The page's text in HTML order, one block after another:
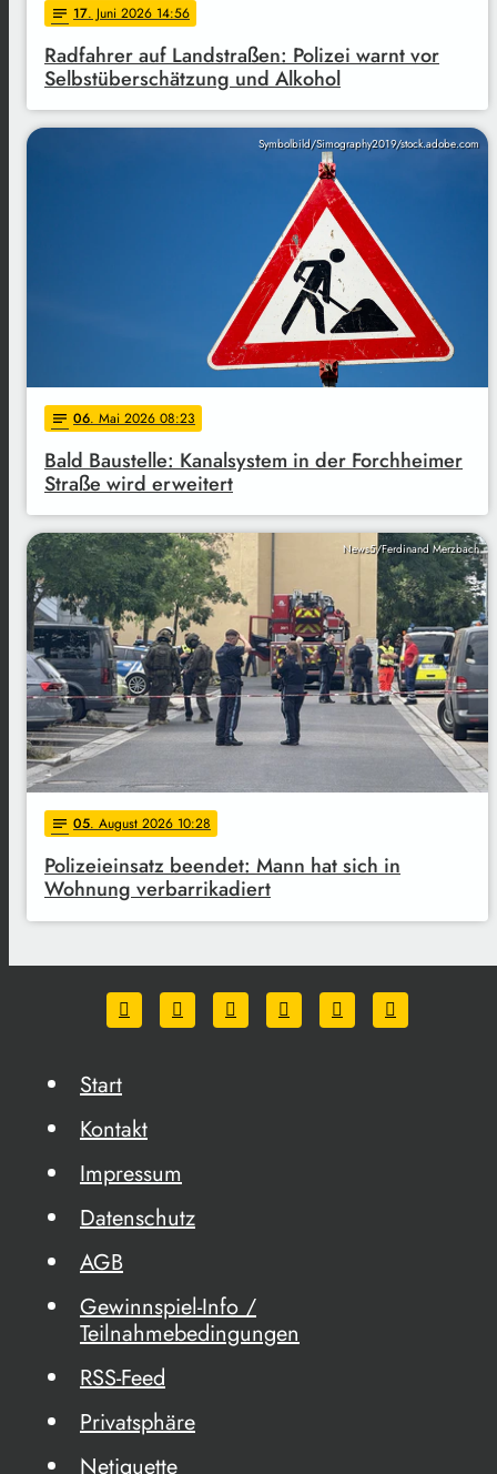
notes 17. Juni 2026 14:56
Radfahrer auf Landstraßen: Polizei warnt vor
Selbstüberschätzung und Alkohol
Symbolbild/Simography2019/stock.adobe.com
notes 06. Mai 2026 08:23
Bald Baustelle: Kanalsystem in der Forchheimer
Straße wird erweitert
News5/Ferdinand Merzbach
notes 05. August 2026 10:28
Polizeieinsatz beendet: Mann hat sich in
Wohnung verbarrikadiert
Start
Kontakt
Impressum
Datenschutz
AGB
Gewinnspiel-Info /
Teilnahmebedingungen
RSS-Feed
Privatsphäre
Netiquette